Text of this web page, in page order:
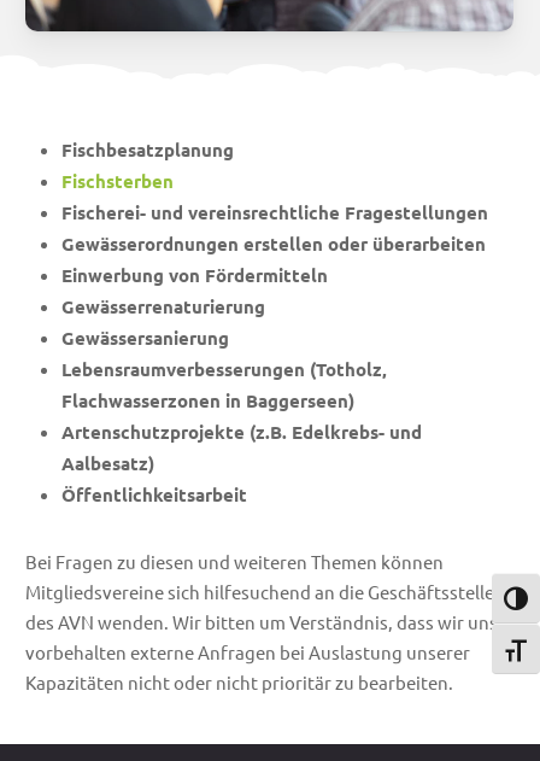
Fischbesatzplanung
Fischsterben
Fischerei- und vereinsrechtliche Fragestellungen
Gewässerordnungen erstellen oder überarbeiten
Einwerbung von Fördermitteln
Gewässerrenaturierung
Gewässersanierung
Lebensraumverbesserungen (Totholz,
Flachwasserzonen in Baggerseen)
Artenschutzprojekte (z.B. Edelkrebs- und
Aalbesatz)
Öffentlichkeitsarbeit
Bei Fragen zu diesen und weiteren Themen können
Mitgliedsvereine sich hilfesuchend an die Geschäftsstelle
des AVN wenden. Wir bitten um Verständnis, dass wir uns
vorbehalten externe Anfragen bei Auslastung unserer
Kapazitäten nicht oder nicht prioritär zu bearbeiten.